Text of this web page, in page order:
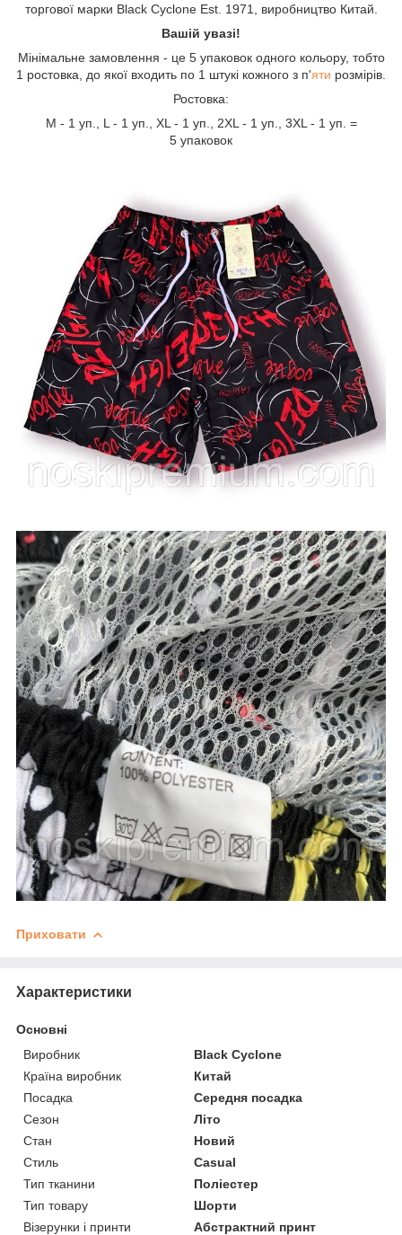
торгової марки Black Cyclone Est. 1971, виробництво Китай.
Вашій увазі!
Мінімальне замовлення - це 5 упаковок одного кольору, тобто
1 ростовка, до якої входить по 1 штукі кожного з п'яти розмірів.
Ростовка:
М - 1 уп., L - 1 уп., XL - 1 уп., 2XL - 1 уп., 3XL - 1 уп. =
5 упаковок
Приховати
Характеристики
Основні
Виробник
Black Cyclone
Країна виробник
Китай
Посадка
Середня посадка
Сезон
Літо
Стан
Новий
Стиль
Casual
Тип тканини
Поліестер
Тип товару
Шорти
Візерунки і принти
Абстрактний принт